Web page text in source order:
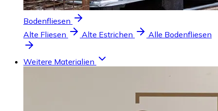
Bodenfliesen
Alte Fliesen
Alte Estrichen Alle Bodenfliesen
Weitere Materialien